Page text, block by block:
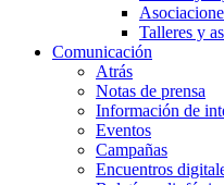
Talleres y
Comunicación
Atrás
Notas de prensa
Información de
Eventos
Campañas
Encuentros